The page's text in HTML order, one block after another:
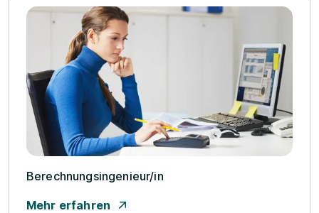
Berechnungsingenieur/­in
Mehr erfahren